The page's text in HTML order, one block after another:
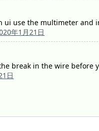
ui use the multimeter
年1月21日
break in the wire before
日